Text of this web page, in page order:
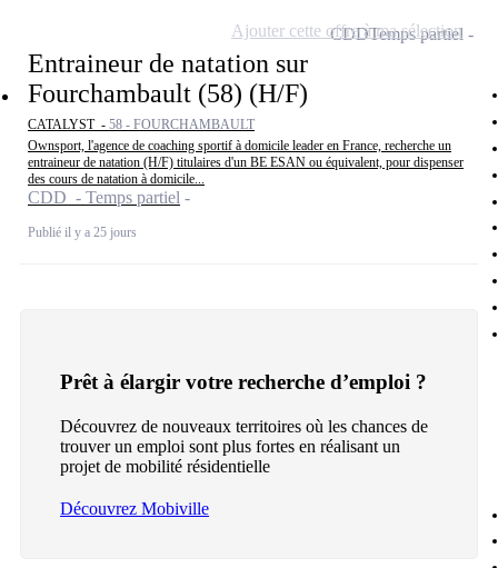
Entraineur de natation sur
Fourchambault (58) (H/F)
CATALYST - 58 - FOURCHAMBAULT
Ownsport, l'agence de coaching sportif à domicile leader en France, recherche un
entraineur de natation (H/F) titulaires d'un BE ESAN ou équivalent, pour dispenser
des cours de natation à domicile...
CDD - Temps partiel
Publié il y a 25 jours
CDDTemps partiel
Ajouter cette offre à ma sélection
Prêt à élargir votre recherche d’emploi ?
Découvrez de nouveaux territoires où les chances de
trouver un emploi sont plus fortes en réalisant un
projet de mobilité résidentielle
Découvrez Mobiville